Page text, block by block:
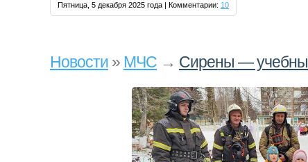
Пятница, 5 декабря 2025 года | Комментарии: 10
Новости » МЧС → Сирены —